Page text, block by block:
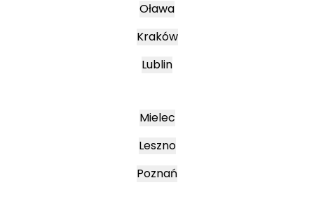
Oława
Kraków
Lublin
Mielec
Leszno
Poznań